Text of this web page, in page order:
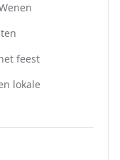
feest
lokale